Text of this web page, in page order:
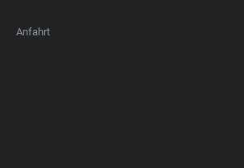
Anfahrt